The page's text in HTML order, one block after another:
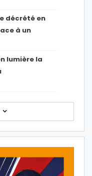
décrété en
à un
lumière la